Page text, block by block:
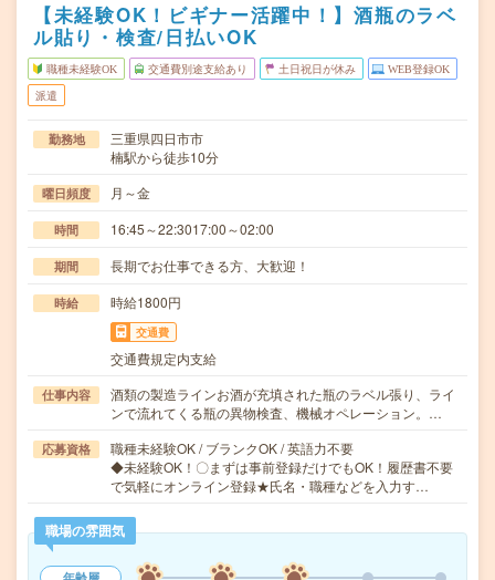
【未経験OK！ビギナー活躍中！】酒瓶のラベ
ル貼り・検査/日払いOK
職種未経験OK 交通費別途支給あり 土日祝日が休み WEB登録OK
派遣
勤務地
三重県四日市市
楠駅から徒歩10分
曜日頻度 月～金
時間 16:45～22:3017:00～02:00
期間 長期でお仕事できる方、大歓迎！
時給 時給1800円
交通費
交通費規定内支給
仕事内容
酒類の製造ラインお酒が充填された瓶のラベル張り、ライ
ンで流れてくる瓶の異物検査、機械オペレーション。…
応募資格
職種未経験OK / ブランクOK / 英語力不要
◆未経験OK！〇まずは事前登録だけでもOK！履歴書不要
で気軽にオンライン登録★氏名・職種などを入力す…
職場の雰囲気